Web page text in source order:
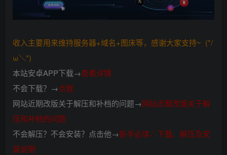
收入主要用来维持服务器+域名+图床等，感谢大家支持~ (*/
ω＼*)
本站安卓APP下载→查看详情
不会下载？→点我
网站近期改版关于解压和补档的问题→网站近期改版关于解
压和补档的问题
不会解压？不会安装？点击他→新手必读∴下载、解压及安
装说明